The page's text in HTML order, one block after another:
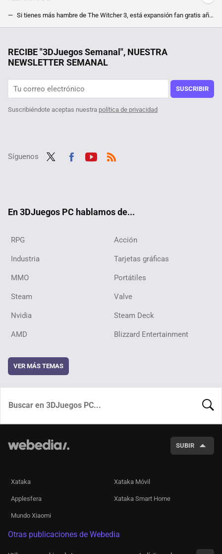
Si tienes más hambre de The Witcher 3, está expansión fan gratis añade una historia original abalada por CD Projekt. Expande el RPG con el mod Song of Wind
Un fan de Minecraft añade el último ingrediente que el juego necesitaba para ser incluso mejor: la voz de Jack Black
RECIBE "3DJuegos Semanal", NUESTRA
NEWSLETTER SEMANAL
SUSCRIBIR
Suscribiéndote aceptas nuestra política de privacidad
Síguenos
En 3DJuegos PC hablamos de...
RPG Acción
Industria Tarjetas gráficas
MMO Portátiles
Steam Valve
Nvidia Steam Deck
AMD Blizzard Entertainment
VER MÁS TEMAS
SUBIR
Xataka Xataka Móvil
Applesfera Xataka Smart Home
Mundo Xiaomi
Otras publicaciones de Webedia